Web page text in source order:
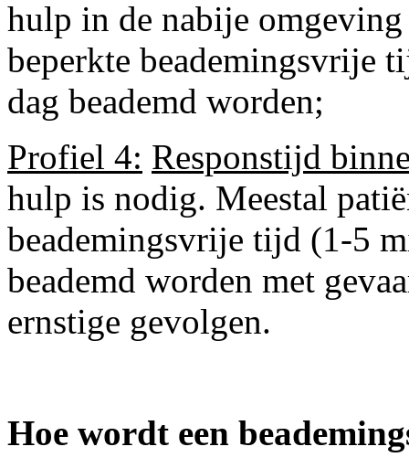
hulp in de nabije
beperkte beademingsvrije
dag beademd worden;
Profiel 4: Responstijd
hulp is nodig. Meestal
beademingsvrije tijd (1-5
beademd worden met
ernstige gevolgen.
Hoe wordt een